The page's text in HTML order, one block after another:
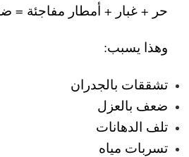
حر + غبار + أمطار مفاجئة =
وهذا يسبب:
تشققات بالجدران
ضعف بالعزل
تلف الدهانات
تسربات مياه